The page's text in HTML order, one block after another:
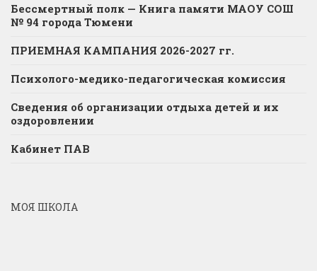
Бессмертный полк — Книга памяти МАОУ СОШ
№ 94 города Тюмени
ПРИЕМНАЯ КАМПАНИЯ 2026-2027 гг.
Психолого-медико-педагогическая комиссия
Сведения об организации отдыха детей и их
оздоровлении
Кабинет ПАВ
МОЯ ШКОЛА